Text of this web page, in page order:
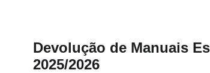
Devolução de Manuais
2025/2026